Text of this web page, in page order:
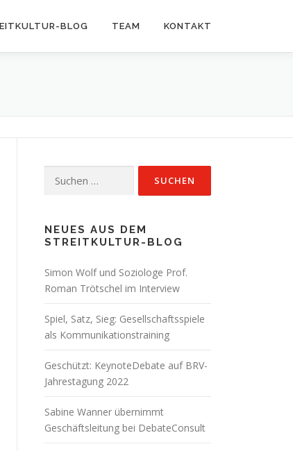
BLOG TEAM KONTAKT
nach:
NEUES AUS DEM
STREITKULTUR-BLOG
Simon Wolf und Soziologe Prof.
Roman Trötschel im Interview
Spiel, Satz, Sieg: Gesellschaftsspiele
als Kommunikationstraining
Geschützt: KeynoteDebate auf BRV-
Jahrestagung 2022
Sabine Wanner übernimmt
Geschäftsleitung bei DebateConsult